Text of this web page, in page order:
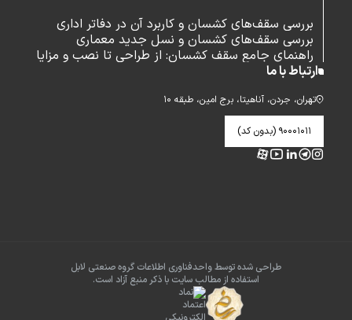
بررسی سقف‌های کشسان و کاربرد آن در دفاتر اداری
بررسی سقف‌های کشسان و نسل جدید معماری
راهنمای جامع سقف کشسان: از طراحی تا نصب و مزایا
ارتباط با ما
تهران، جردن، آناهیتا، برج امین، طبقه ۱۰
۹۰۰۰۱۰۱۱ (بدون کد)
طراحی شده توسط واحدفناوری اطلاعات گروه صنعتی لابل
استفاده از مطالب سایت با ذکر منبع آزاد است.